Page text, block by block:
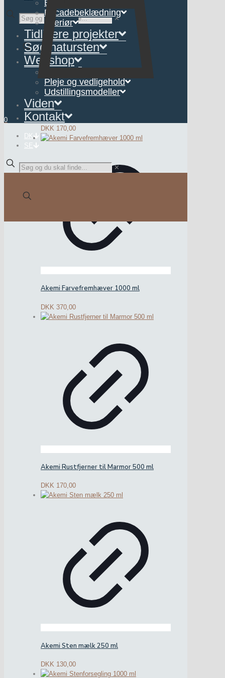
✕
Belægning
Facadebeklædning
Interiør
Tidligere projekter
Søg natursten
Webshop
Pleje og vedligehold
Udstillingsmodeller
Viden
Kontakt
0
DK
SE
✕
AKEMI Antiplet Nano 250 ml
DKK 170,00
Akemi Farvefremhæver 1000 ml
DKK 370,00
Akemi Rustfjerner til Marmor 500 ml
DKK 170,00
Akemi Sten mælk 250 ml
DKK 130,00